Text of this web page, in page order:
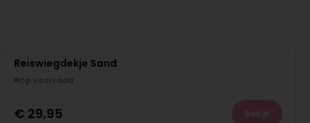
Reiswiegdekje Sand
Op voorraad
€ 29,95